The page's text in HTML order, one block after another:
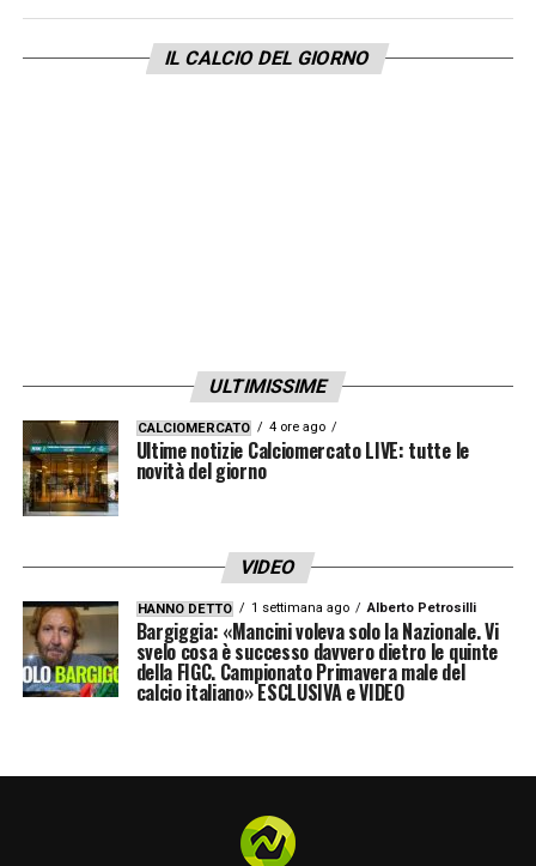
IL CALCIO DEL GIORNO
ULTIMISSIME
CALCIOMERCATO 4 ore ago
Ultime notizie Calciomercato LIVE: tutte le
novità del giorno
VIDEO
HANNO DETTO 1 settimana ago Alberto Petrosilli
Bargiggia: «Mancini voleva solo la Nazionale. Vi
svelo cosa è successo davvero dietro le quinte
della FIGC. Campionato Primavera male del
calcio italiano» ESCLUSIVA e VIDEO